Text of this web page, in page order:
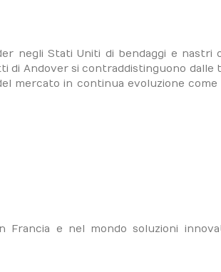
negli Stati Uniti di bendaggi e nastri
di Andover si contraddistinguono dalle
mercato in continua evoluzione come
Francia e nel mondo soluzioni